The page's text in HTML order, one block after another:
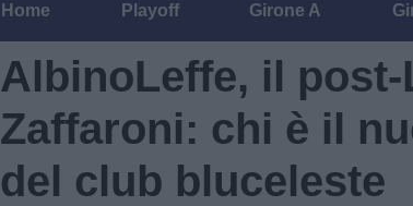
Home Playoff Girone A
AlbinoLeffe, il post-
Zaffaroni: chi è il
del club bluceleste